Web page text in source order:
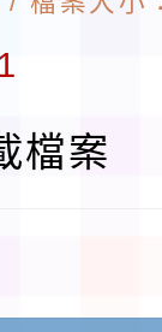
檔案